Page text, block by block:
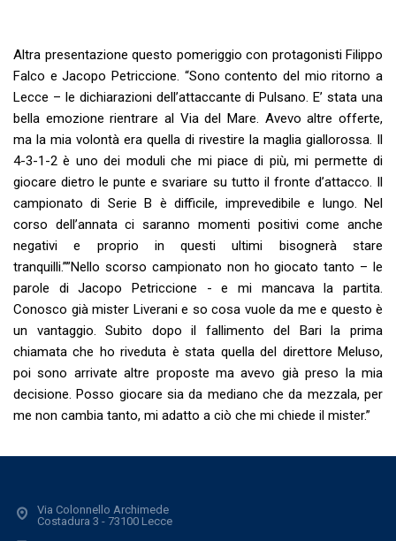
Altra presentazione questo pomeriggio con protagonisti Filippo
Falco e Jacopo Petriccione. “Sono contento del mio ritorno a
Lecce – le dichiarazioni dell’attaccante di Pulsano. E’ stata una
bella emozione rientrare al Via del Mare. Avevo altre offerte,
ma la mia volontà era quella di rivestire la maglia giallorossa. Il
4-3-1-2 è uno dei moduli che mi piace di più, mi permette di
giocare dietro le punte e svariare su tutto il fronte d’attacco. Il
campionato di Serie B è difficile, imprevedibile e lungo. Nel
corso dell’annata ci saranno momenti positivi come anche
negativi e proprio in questi ultimi bisognerà stare
tranquilli.””Nello scorso campionato non ho giocato tanto – le
parole di Jacopo Petriccione - e mi mancava la partita.
Conosco già mister Liverani e so cosa vuole da me e questo è
un vantaggio. Subito dopo il fallimento del Bari la prima
chiamata che ho riveduta è stata quella del direttore Meluso,
poi sono arrivate altre proposte ma avevo già preso la mia
decisione. Posso giocare sia da mediano che da mezzala, per
me non cambia tanto, mi adatto a ciò che mi chiede il mister.”
Via Colonnello Archimede
Costadura 3 - 73100 Lecce